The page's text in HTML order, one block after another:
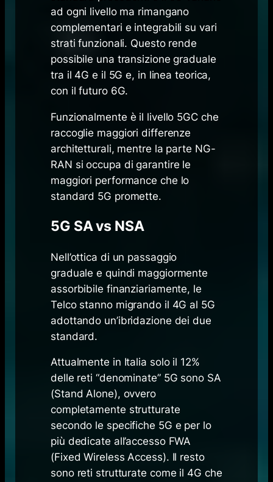
ad ogni livello ma rimangano
complementari e integrabili su vari
strati funzionali. Questo rende
possibile una transizione graduale
tra il 4G e il 5G e, in linea teorica,
con il futuro 6G.
Funzionalmente è il livello 5GC che
raccoglie maggiori differenze
architetturali, mentre la parte NG-
RAN si occupa di garantire le
maggiori performance che lo
standard 5G promette.
5G SA vs NSA
Nell’ottica di un passaggio
graduale e quindi maggiormente
assorbibile finanziariamente, le
Telco stanno migrando il 4G al 5G
adottando un’ibridazione dei due
standard.
Attualmente in Italia solo il 12%
delle reti “denominate” 5G sono SA
(Stand Alone), ovvero
completamente strutturate
secondo le specifiche 5G e per lo
più dedicate all’accesso FWA
(Fixed Wireless Access). Il resto
sono reti strutturate come il 4G che